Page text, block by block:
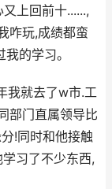
上回前十......,
咋玩,成绩都蛮
的学习。
我就去了w市.工
部门直属领导比
!同时和他接触
习了不少东西,